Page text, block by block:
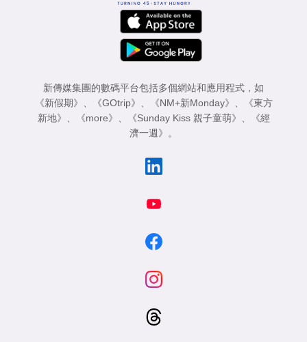
新傳媒集團的數碼平台包括多個網站和應用程式，如
《新假期》
《GOtrip》 《NM+新Monday》
《東方
新地》
《more》 《Sunday Kiss 親子童萌》
《經
濟一週》
。